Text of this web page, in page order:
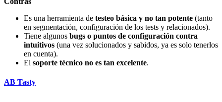
Es una herramienta de testeo básica y no tan potente (tanto
en segmentación, configuración de los tests y relacionados).
Tiene algunos bugs o puntos de configuración contra
intuitivos (una vez solucionados y sabidos, ya es solo tenerlos
en cuenta).
El soporte técnico no es tan excelente.
AB Tasty